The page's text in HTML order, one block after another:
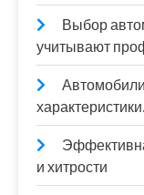
Выбор
учитывают
характеристики.
и хитрости